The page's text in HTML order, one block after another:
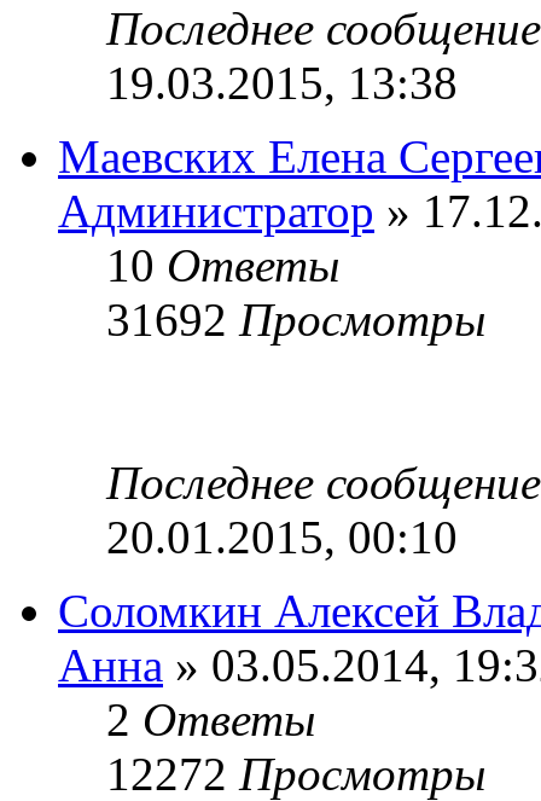
Последнее
19.03.2015, 13:38
Маевских Елена
Администратор »
10 Ответы
31692 Просмотры
Последнее
20.01.2015, 00:10
Соломкин Алексей
Анна » 03.05.2014,
2 Ответы
12272 Просмотры